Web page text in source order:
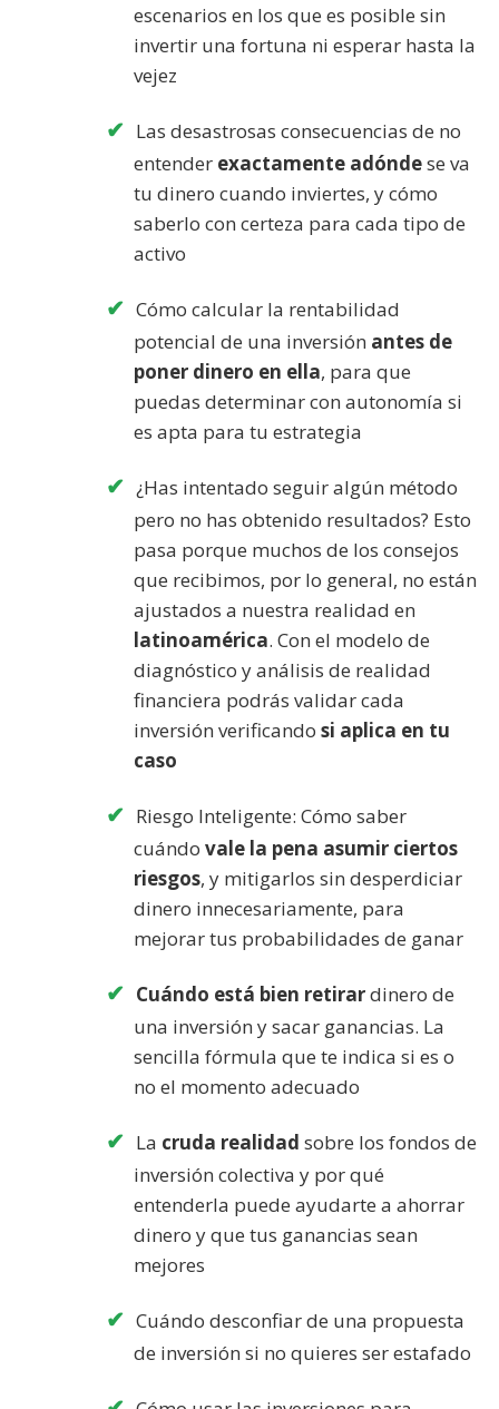
escenarios en los que es posible sin
invertir una fortuna ni esperar hasta la
vejez
Las desastrosas consecuencias de no
entender exactamente adóndese va
tu dinero cuando inviertes, y cómo
saberlo con certeza para cada tipo de
activo
Cómo calcular la rentabilidad
potencial de una inversión antes de
poner dinero en ella, para que
puedas determinar con autonomía si
es apta para tu estrategia
¿Has intentado seguir algún método
pero no has obtenido resultados? Esto
pasa porque muchos de los consejos
que recibimos, por lo general, no están
ajustados a nuestra realidad en
latinoamérica. Con el modelo de
diagnóstico y análisis de realidad
financiera podrás validar cada
inversión verificando si aplica en tu
caso
Riesgo Inteligente: Cómo saber
cuándo vale la pena asumir ciertos
riesgos, y mitigarlos sin desperdiciar
dinero innecesariamente, para
mejorar tus probabilidades de ganar
Cuándo está bien retirardinero de
una inversión y sacar ganancias. La
sencilla fórmula que te indica si es o
no el momento adecuado
La cruda realidad sobre los fondos de
inversión colectiva y por qué
entenderla puede ayudarte a ahorrar
dinero y que tus ganancias sean
mejores
Cuándo desconfiar de una propuesta
de inversión si no quieres ser estafado